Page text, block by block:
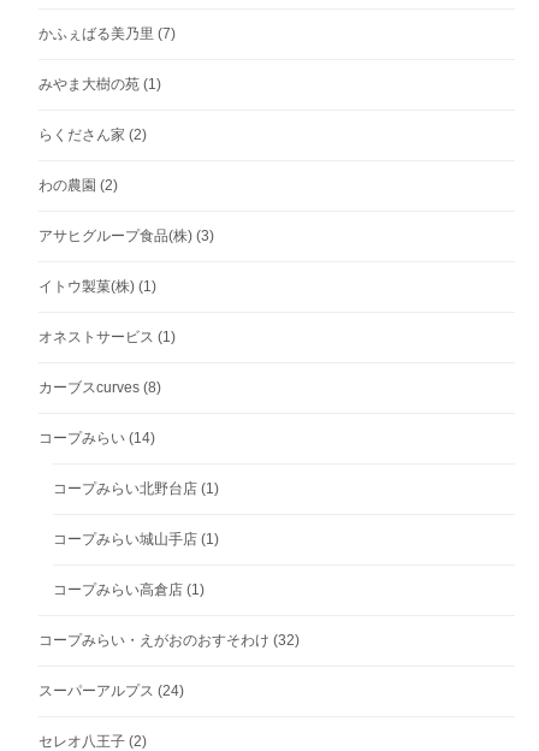
かふぇばる美乃里 (7)
みやま大樹の苑 (1)
らくださん家 (2)
わの農園 (2)
アサヒグループ食品(株) (3)
イトウ製菓(株) (1)
オネストサービス (1)
カーブスcurves (8)
コープみらい (14)
コープみらい北野台店 (1)
コープみらい城山手店 (1)
コープみらい高倉店 (1)
コープみらい・えがおのおすそわけ (32)
スーパーアルプス (24)
セレオ八王子 (2)